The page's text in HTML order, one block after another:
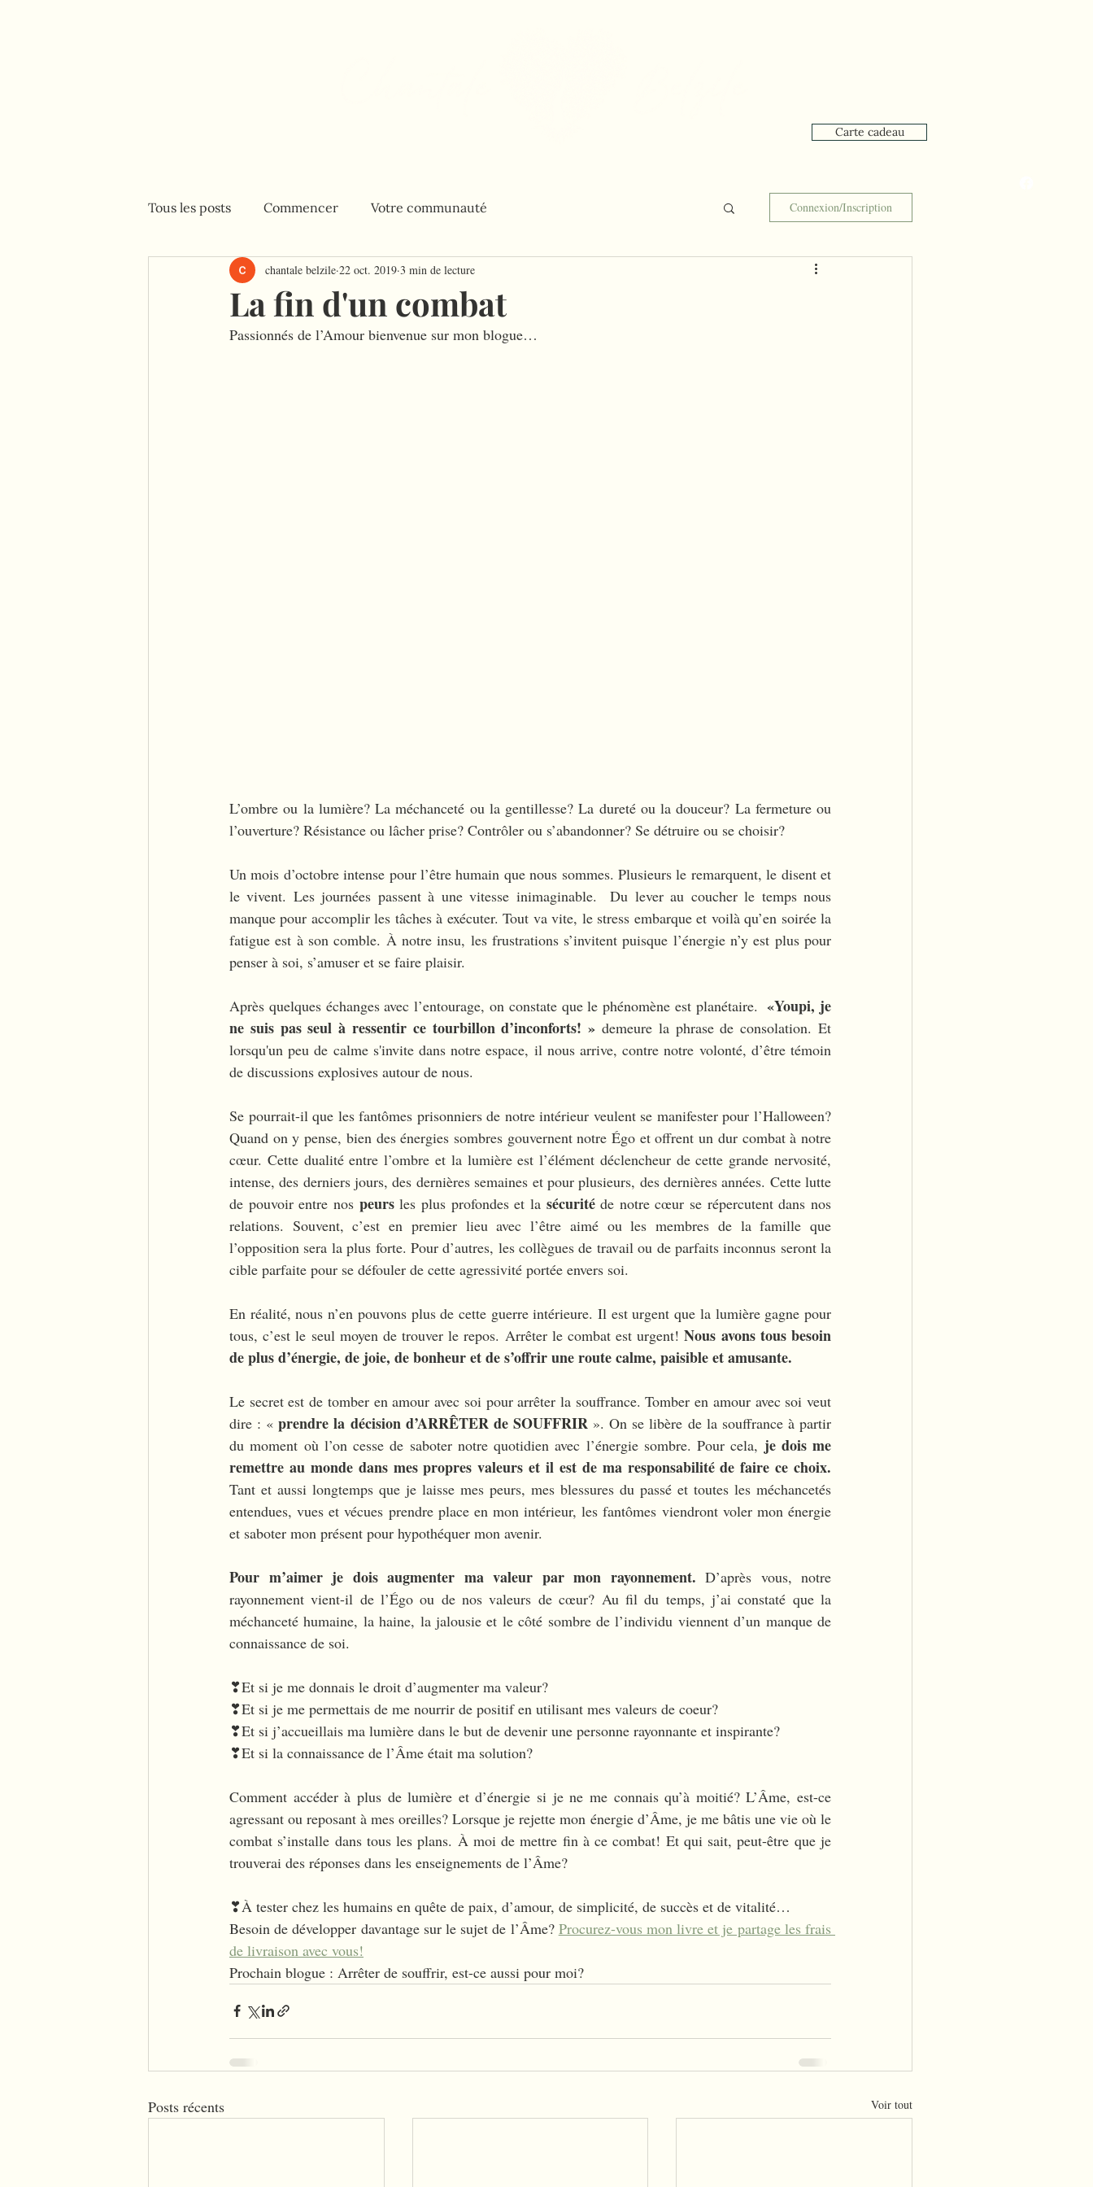
Carte cadeau
Tous les posts
Commencer Votre communauté Connexion/Inscription
La fin d'un combat
chantale belzile 22 oct. 2019 3 min de lecture
Passionnés de l’Amour bienvenue sur mon blogue…
L’ombre ou la lumière? La méchanceté ou la gentillesse? La dureté ou la douceur? La fermeture ou
l’ouverture? Résistance ou lâcher prise? Contrôler ou s’abandonner? Se détruire ou se choisir?
Un mois d’octobre intense pour l’être humain que nous sommes. Plusieurs le remarquent, le disent et
le vivent. Les journées passent à une vitesse inimaginable.  Du lever au coucher le temps nous
manque pour accomplir les tâches à exécuter. Tout va vite, le stress embarque et voilà qu’en soirée la
fatigue est à son comble. À notre insu, les frustrations s’invitent puisque l’énergie n’y est plus pour
penser à soi, s’amuser et se faire plaisir.
Après quelques échanges avec l’entourage, on constate que le phénomène est planétaire. «Youpi, je
ne suis pas seul à ressentir ce tourbillon d’inconforts! » demeure la phrase de consolation. Et
lorsqu'un peu de calme s'invite dans notre espace, il nous arrive, contre notre volonté, d’être témoin
de discussions explosives autour de nous.
Se pourrait-il que les fantômes prisonniers de notre intérieur veulent se manifester pour l’Halloween?
Quand on y pense, bien des énergies sombres gouvernent notre Égo et offrent un dur combat à notre
cœur. Cette dualité entre l’ombre et la lumière est l’élément déclencheur de cette grande nervosité,
intense, des derniers jours, des dernières semaines et pour plusieurs, des dernières années. Cette lutte
de pouvoir entre nos peurs les plus profondes et la sécurité de notre cœur se répercutent dans nos
relations. Souvent, c’est en premier lieu avec l’être aimé ou les membres de la famille que
l’opposition sera la plus forte. Pour d’autres, les collègues de travail ou de parfaits inconnus seront la
cible parfaite pour se défouler de cette agressivité portée envers soi.
En réalité, nous n’en pouvons plus de cette guerre intérieure. Il est urgent que la lumière gagne pour
tous, c’est le seul moyen de trouver le repos. Arrêter le combat est urgent! Nous avons tous besoin
de plus d’énergie, de joie, de bonheur et de s’offrir une route calme, paisible et amusante.
Le secret est de tomber en amour avec soi pour arrêter la souffrance. Tomber en amour avec soi veut
dire : « prendre la décision d’ARRÊTER de SOUFFRIR ». On se libère de la souffrance à partir
du moment où l’on cesse de saboter notre quotidien avec l’énergie sombre. Pour cela, je dois me
remettre au monde dans mes propres valeurs et il est de ma responsabilité de faire ce choix.
Tant et aussi longtemps que je laisse mes peurs, mes blessures du passé et toutes les méchancetés
entendues, vues et vécues prendre place en mon intérieur, les fantômes viendront voler mon énergie
et saboter mon présent pour hypothéquer mon avenir.
Pour m’aimer je dois augmenter ma valeur par mon rayonnement. D’après vous, notre
rayonnement vient-il de l’Égo ou de nos valeurs de cœur? Au fil du temps, j’ai constaté que la
méchanceté humaine, la haine, la jalousie et le côté sombre de l’individu viennent d’un manque de
connaissance de soi.
❣Et si je me donnais le droit d’augmenter ma valeur?
❣Et si je me permettais de me nourrir de positif en utilisant mes valeurs de coeur?
❣Et si j’accueillais ma lumière dans le but de devenir une personne rayonnante et inspirante?
❣Et si la connaissance de l’Âme était ma solution?
Comment accéder à plus de lumière et d’énergie si je ne me connais qu’à moitié? L’Âme, est-ce
agressant ou reposant à mes oreilles? Lorsque je rejette mon énergie d’Âme, je me bâtis une vie où le
combat s’installe dans tous les plans. À moi de mettre fin à ce combat! Et qui sait, peut-être que je
trouverai des réponses dans les enseignements de l’Âme?
❣À tester chez les humains en quête de paix, d’amour, de simplicité, de succès et de vitalité…
Besoin de développer davantage sur le sujet de l’Âme? Procurez-vous mon livre et je partage les frais
de livraison avec vous!
Prochain blogue : Arrêter de souffrir, est-ce aussi pour moi?
Posts récents Voir tout